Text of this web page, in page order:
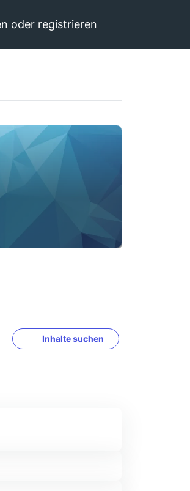
oder registrieren
Inhalte suchen